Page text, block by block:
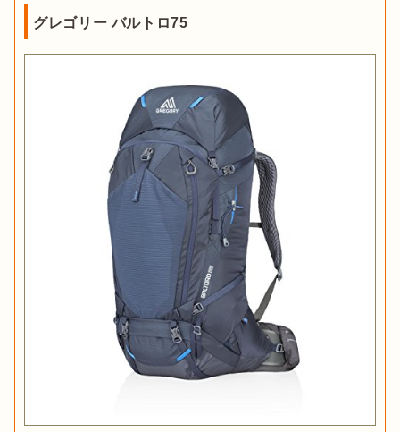
グレゴリー バルトロ75